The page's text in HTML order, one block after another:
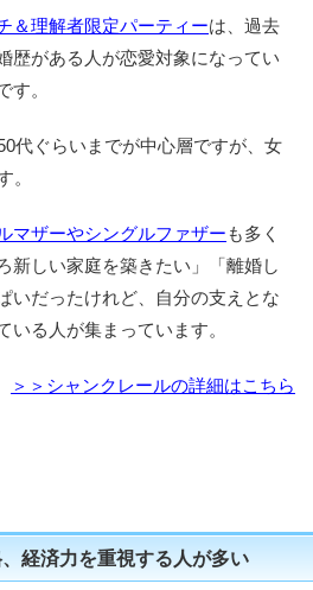
＆理解者限定パーティーは、過去
歴がある人が恋愛対象になってい
す。
代ぐらいまでが中心層ですが、女
。
マザーやシングルファザー も多く
新しい家庭を築きたい」「離婚し
いだったけれど、自分の支えとな
いる人が集まっています。
＞＞シャンクレールの詳細はこちら
経済力を重視する人が多い